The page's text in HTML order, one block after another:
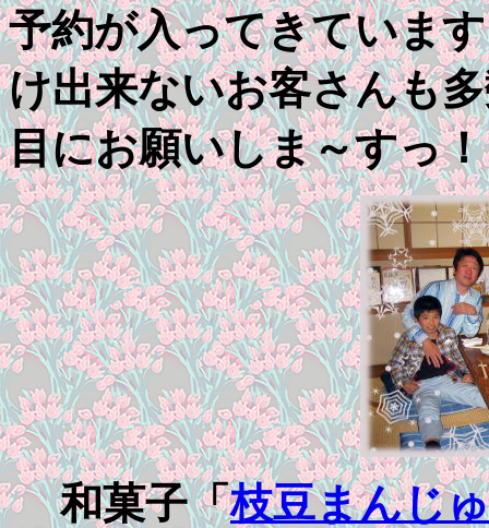
予約が入ってきていま
け出来ないお客さんも
目にお願いしま～すっ！
和菓子「枝豆まんじ